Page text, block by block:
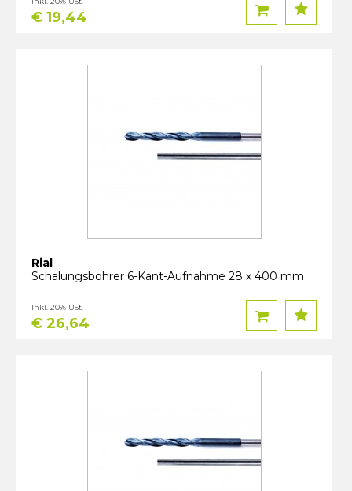
€ 19,44
Rial
Schalungsbohrer 6-Kant-Aufnahme 28 x 400 mm
€ 26,64
Inkl. 20% USt.